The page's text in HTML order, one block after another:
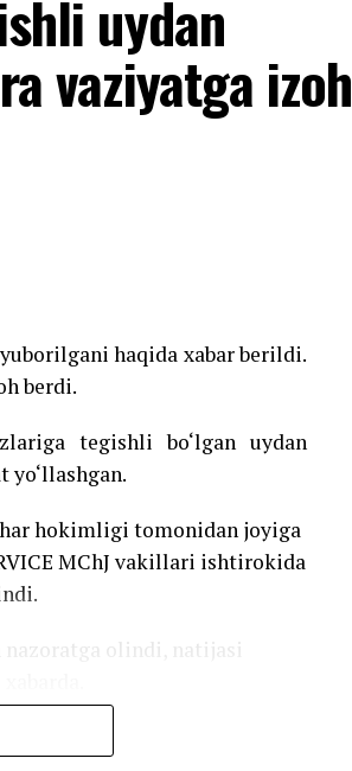
uydan
vaziyatga izoh
haqida xabar berildi.
berdi.
tegishli bo‘lgan uydan
hokimligi tomonidan joyiga
MChJ vakillari ishtirokida
olindi, natijasi